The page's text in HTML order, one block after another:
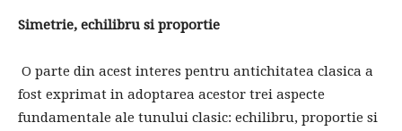
Simetrie, echilibru si proportie
O parte din acest interes pentru antichitatea clasica a
fost exprimat in adoptarea acestor trei aspecte
fundamentale ale tunului clasic: echilibru, proportie si